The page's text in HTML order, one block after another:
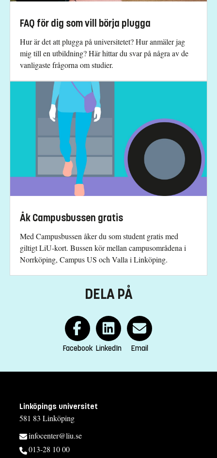
FAQ för dig som vill börja plugga
Hur är det att plugga på universitetet? Hur anmäler jag
mig till en utbildning? Här hittar du svar på några av de
vanligaste frågorna om studier.
Åk Campusbussen gratis
Med Campusbussen åker du som student gratis med
giltigt LiU-kort. Bussen kör mellan campusområdena i
Norrköping, Campus US och Valla i Linköping.
DELA PÅ
Facebook LinkedIn Email
Linköpings universitet
581 83 Linköping
infocenter@liu.se
013-28 10 00